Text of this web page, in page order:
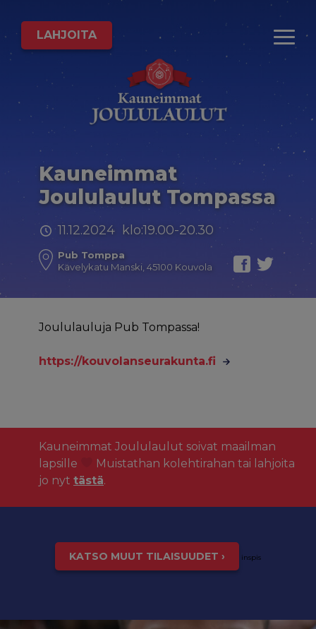
LAHJOITA
Kauneimmat
Joululaulut Tompassa
11.12.2024 klo:19.00-20.30
Pub Tomppa
Kävelykatu Manski, 45100 Kouvola
Joululauluja Pub Tompassa!
https://kouvolanseurakunta.fi
Kauneimmat Joululaulut soivat maailman
lapsille
Muistathan kolehtirahan tai lahjoita
jo nyt tästä.
KATSO MUUT TILAISUUDET › inspis